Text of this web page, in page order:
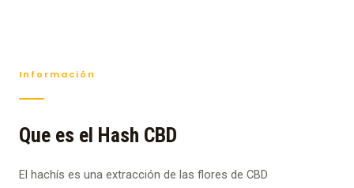
Información
Que es el Hash CBD
El hachís es una extracción de las flores de CBD